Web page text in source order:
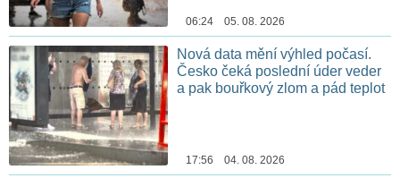
06:24 05. 08. 2026
Nová data mění výhled počasí.
Česko čeká poslední úder veder
a pak bouřkový zlom a pád teplot
17:56 04. 08. 2026